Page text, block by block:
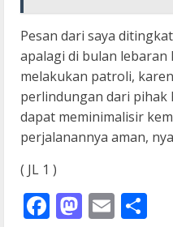
Pesan dari saya
apalagi di bulan lebaran
melakukan patroli,
perlindungan dari pihak
dapat meminimalisir
perjalanannya aman,
( JL 1 )
Facebook
Email